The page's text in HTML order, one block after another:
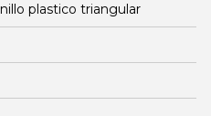
plastico triangular